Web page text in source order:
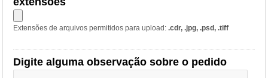
Extensões de arquivos permitidos para upload: .cdr, .jpg, .psd, .tiff
Digite alguma observação sobre o pedido